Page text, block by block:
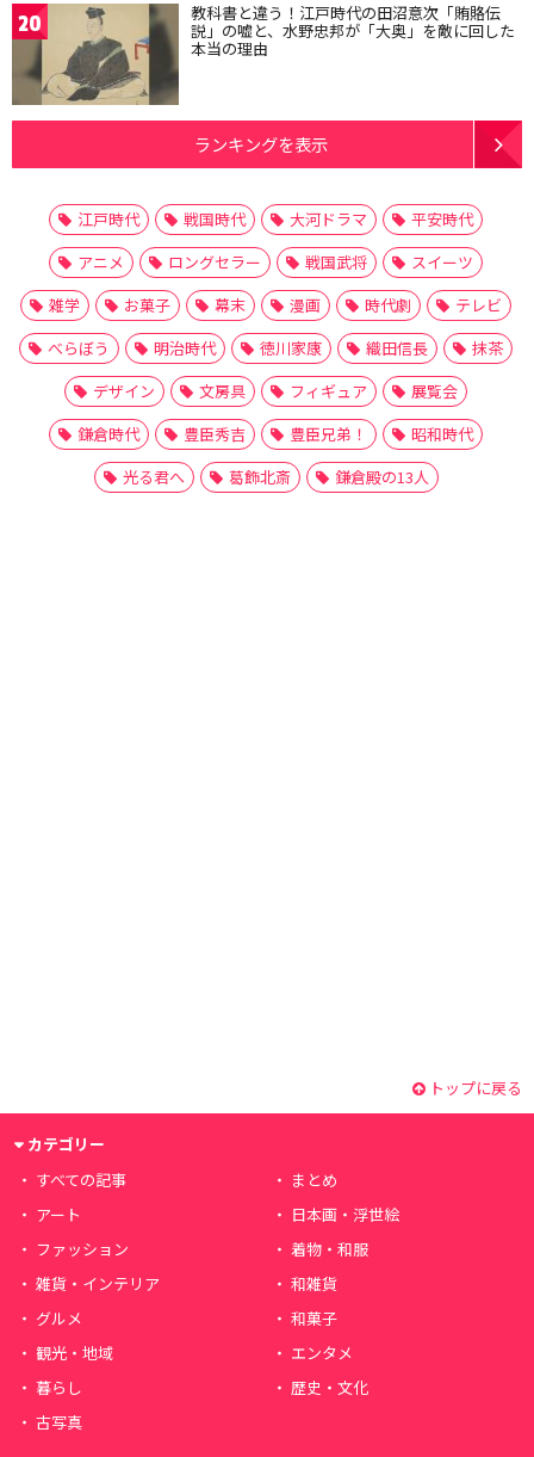
20 教科書と違う！江戸時代の田沼意次「賄賂伝
説」の嘘と、水野忠邦が「大奥」を敵に回した
本当の理由
ランキングを表示
江戸時代 戦国時代 大河ドラマ
平安時代
アニメ
ロングセラー 戦国武将
スイーツ
雑学
お菓子 幕末 漫画 時代劇
テレビ
べらぼう
明治時代 徳川家康 織田信長
抹茶
デザイン
文房具 フィギュア
展覧会
鎌倉時代
豊臣秀吉 豊臣兄弟！
昭和時代
光る君へ
葛飾北斎 鎌倉殿の13人
トップに戻る
カテゴリー
すべての記事
まとめ
アート
日本画・浮世絵
ファッション
着物・和服
雑貨・インテリア
和雑貨
グルメ
和菓子
観光・地域
エンタメ
暮らし
歴史・文化
古写真